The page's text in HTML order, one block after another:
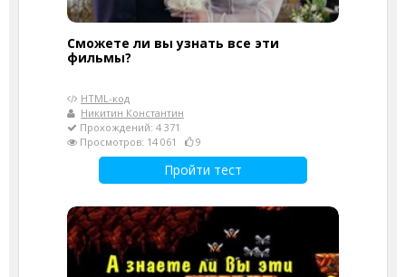
Сможете ли вы узнать все эти
фильмы?
HTML-код
Никитин Константин
Прохождений: 4 371
Просмотров: 14 061
9
Пройти тест